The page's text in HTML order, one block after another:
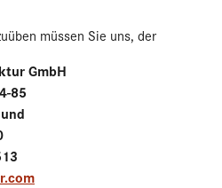
müssen Sie uns, der
GmbH
85